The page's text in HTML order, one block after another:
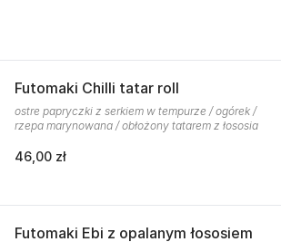
Futomaki Chilli tatar roll
ostre papryczki z serkiem w tempurze / ogórek /
rzepa marynowana / obłożony tatarem z łososia
46,00 zł
Futomaki Ebi z opalanym łososiem